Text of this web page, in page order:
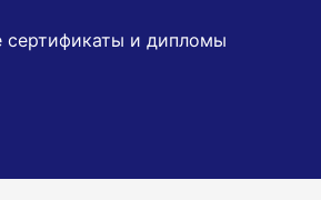
сертификаты и дипломы